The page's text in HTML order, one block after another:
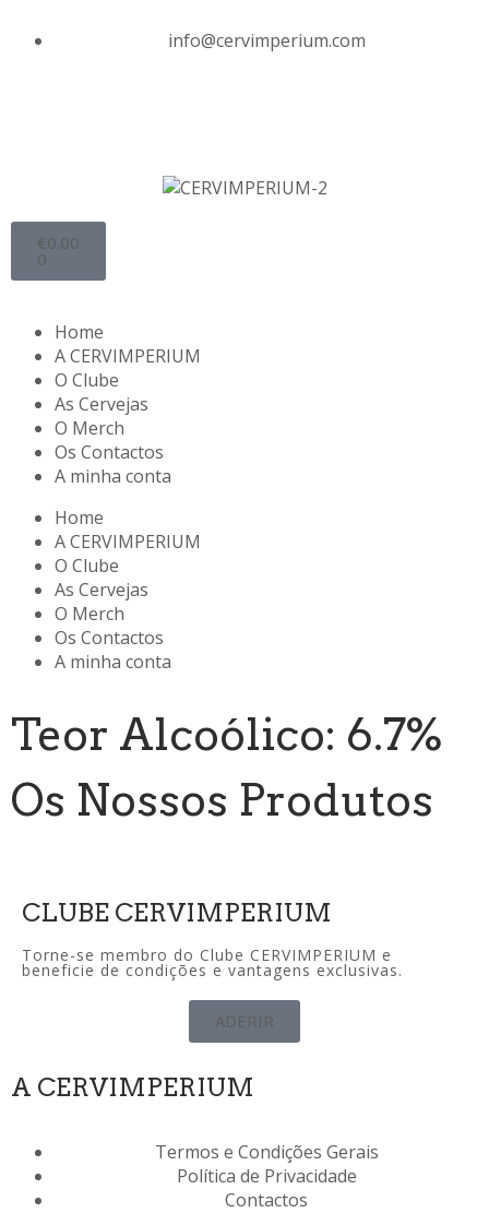
info@cervimperium.com
€0.00
0
Home
A CERVIMPERIUM
O Clube
As Cervejas
O Merch
Os Contactos
A minha conta
Home
A CERVIMPERIUM
O Clube
As Cervejas
O Merch
Os Contactos
A minha conta
Teor Alcoólico: 6.7%
Os Nossos Produtos
CLUBE CERVIMPERIUM
Torne-se membro do Clube CERVIMPERIUM e
beneficie de condições e vantagens exclusivas.
ADERIR
A CERVIMPERIUM
Termos e Condições Gerais
Política de Privacidade
Contactos